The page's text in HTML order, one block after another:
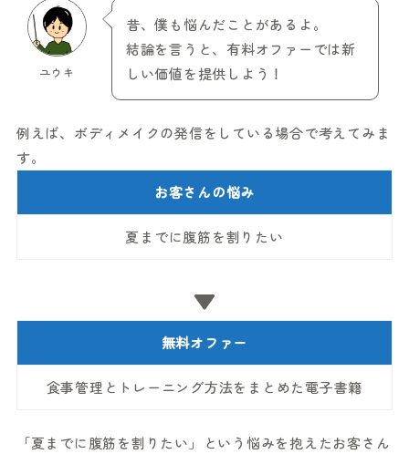
ユウキ
昔、僕も悩んだことがあるよ。
結論を言うと、有料オファーでは新
しい価値を提供しよう！
例えば、ボディメイクの発信をしている場合で考えてみま
す。
お客さんの悩み
夏までに腹筋を割りたい
▼
無料オファー
食事管理とトレーニング方法をまとめた電子書籍
「夏までに腹筋を割りたい」という悩みを抱えたお客さん